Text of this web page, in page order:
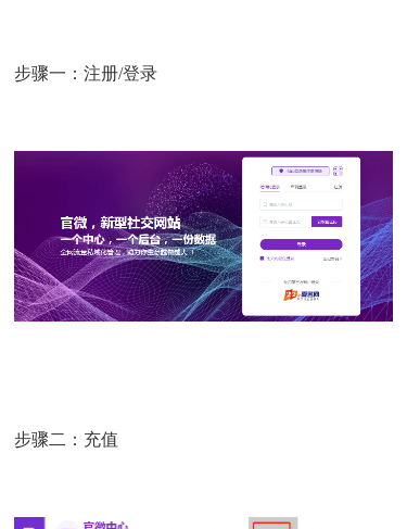
步骤一：注册/登录
步骤二：充值